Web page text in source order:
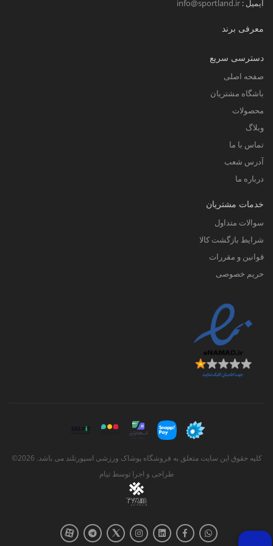
در طول تمرین خنک و راحت باشید. وقتی عرق
شما اجازه تنفس می‌دهد و می‌تواند به دفع
3-
زنان، فکر پوشیدن شلوارک و نمایش دادن
پاهایشان می‌تواند ترسناک باشد. با این حال، با
بیرون آمدن از منطقه امن و راحت و پوشیدن
شلوارک، پیامی مهم به خود و دیگران ارسال
می‌کنید که به بدن و توانایی‌های خود اطمینان
این اعتماد به نفس جدید می‌تواند تأثیری زیادی
داشته باشد و نه تنها تمرینات شما را بهبود بخشد،
بلکه بر سایر بخش‌های زندگی‌تان نیز اثر بگذارد.
وقتی نسبت به خود و بدنتان احساس خوبی
سوق دهید، بیشتر می‌شود.
انواع مختلف شلوارک زنانه اسپرت کدامند؟
مدل‌های مختلفی وجود دارد. می‌توانید شلوارک
ایمیل : info@sportland.ir
معرفی برند
دسترسی سریع
صفحه اصلی
باشگاه مشتریان
محصولات
وبلاگ
تماس با ما
آدرس شعب
درباره ما
خدمات مشتریان
سوالات متداول
شرایط بازگشت کالا
قوانین و مقررات
حریم خصوصی
کلیه حقوق این سایت متعلق به فروشگاه پوشاک ورزشی اسپورتلند می باشد. 2026©
طراحی و اجرا توسطتیام